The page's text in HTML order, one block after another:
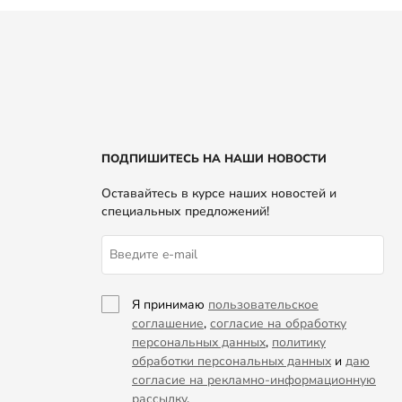
ПОДПИШИТЕСЬ НА НАШИ НОВОСТИ
Оставайтесь в курсе наших новостей и
специальных предложений!
Я принимаю пользовательское
соглашение, согласие на обработку
персональных данных, политику
обработки персональных данных и даю
согласие на рекламно-информационную